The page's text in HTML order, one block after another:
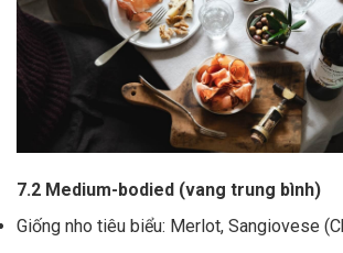
7.2 Medium-bodied (vang trung bình)
Giống nho tiêu biểu: Merlot, Sangiovese